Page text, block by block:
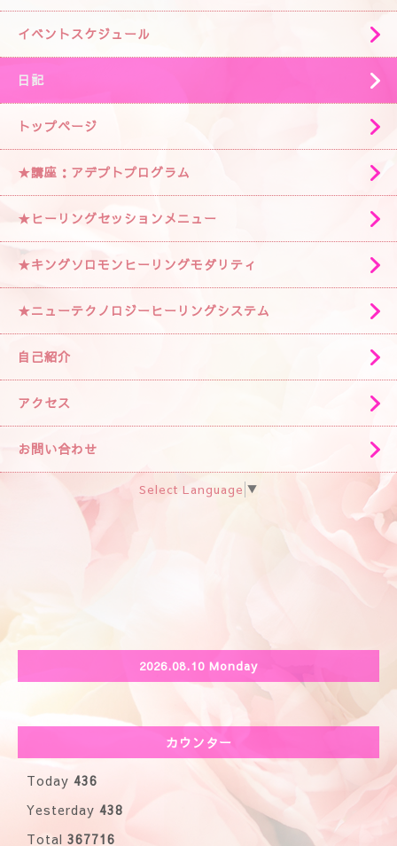
イベントスケジュール
日記
トップページ
★講座：アデプトプログラム
★ヒーリングセッションメニュー
★キングソロモンヒーリングモダリティ
★ニューテクノロジーヒーリングシステム
自己紹介
アクセス
お問い合わせ
Select Language ▼
2026.08.10 Monday
カウンター
Today 436
Yesterday 438
Total 367716